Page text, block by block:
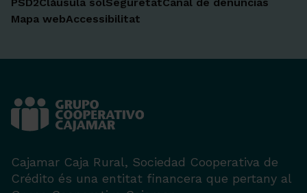
Mapa webAccessibilitat
Cajamar Caja Rural, Sociedad Cooperativa de
Crédito és una entitat financera que pertany al